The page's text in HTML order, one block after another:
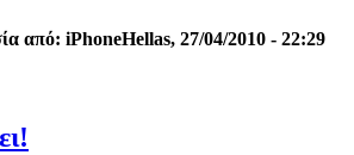
από: iPhoneHellas, 27/04/2010 - 22:29